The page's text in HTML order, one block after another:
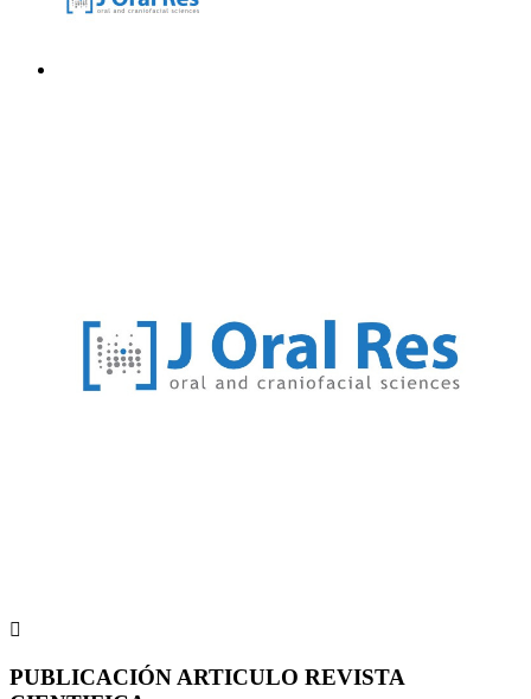

PUBLICACIÓN ARTICULO REVISTA